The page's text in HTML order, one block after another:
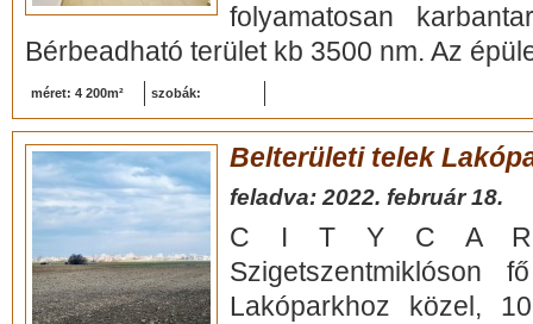
folyamatosan
Bérbeadható terület kb 3500 nm. Az
méret: 4 200m² szobák:
Belterületi telek
feladva: 2022. február 18.
C I T Y C A R
Szigetszentmiklóson
Lakóparkhoz közel,